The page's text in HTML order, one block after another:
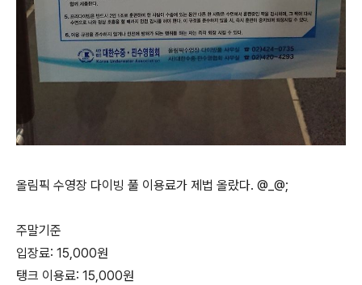
올림픽 수영장 다이빙 풀 이용료가 제법 올랐다. @_@;
주말기준
입장료: 15,000원
탱크 이용료: 15,000원